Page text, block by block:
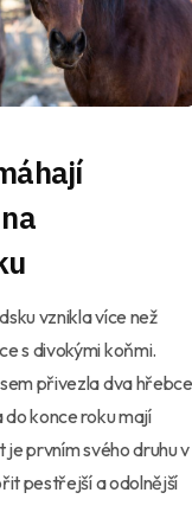
vznikla více než
s divokými koňmi.
přivezla dva hřebce
do konce roku mají
prvním svého druhu v
pestřejší a odolnější